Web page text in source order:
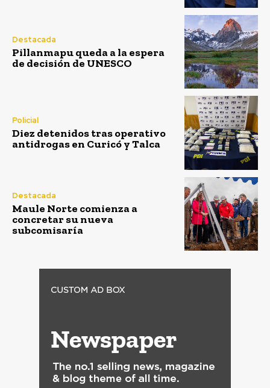
Destacada
Pillanmapu queda a la espera
de decisión de UNESCO
Policial
Diez detenidos tras operativo
antidrogas en Curicó y Talca
Destacada
Maule Norte comienza a
concretar su nueva
subcomisaría